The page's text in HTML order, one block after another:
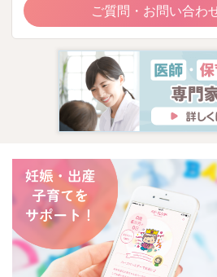
ご質問・お問い合わ